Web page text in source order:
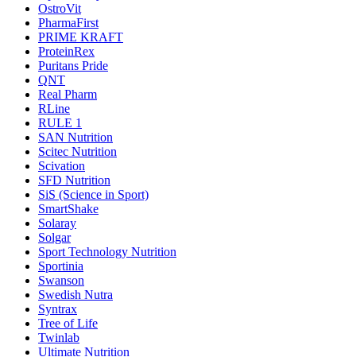
OstroVit
PharmaFirst
PRIME KRAFT
ProteinRex
Puritans Pride
QNT
Real Pharm
RLine
RULE 1
SAN Nutrition
Scitec Nutrition
Scivation
SFD Nutrition
SiS (Science in Sport)
SmartShake
Solaray
Solgar
Sport Technology Nutrition
Sportinia
Swanson
Swedish Nutra
Syntrax
Tree of Life
Twinlab
Ultimate Nutrition